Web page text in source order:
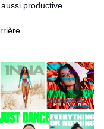
productive.